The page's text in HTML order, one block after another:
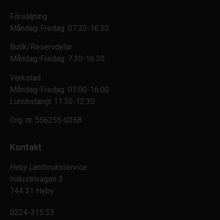
Försäljning
Måndag-Fredag: 07:30-16:30
Butik/Reservdelar
Måndag-Fredag: 7.30-16.30
Verkstad
Måndag-Fredag: 07.00-16.00
Lunchstängt 11:30-12:30
Org. nr. 556255-0268
Kontakt
Heby Lantbruksservice
Industrivägen 3
744 31 Heby
0224-315 53